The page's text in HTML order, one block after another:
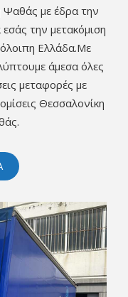
Ψαθάς με έδρα την
την μετακόμιση
Ελλάδα.Με
άμεσα όλες
μεταφορές με
Θεσσαλονίκη